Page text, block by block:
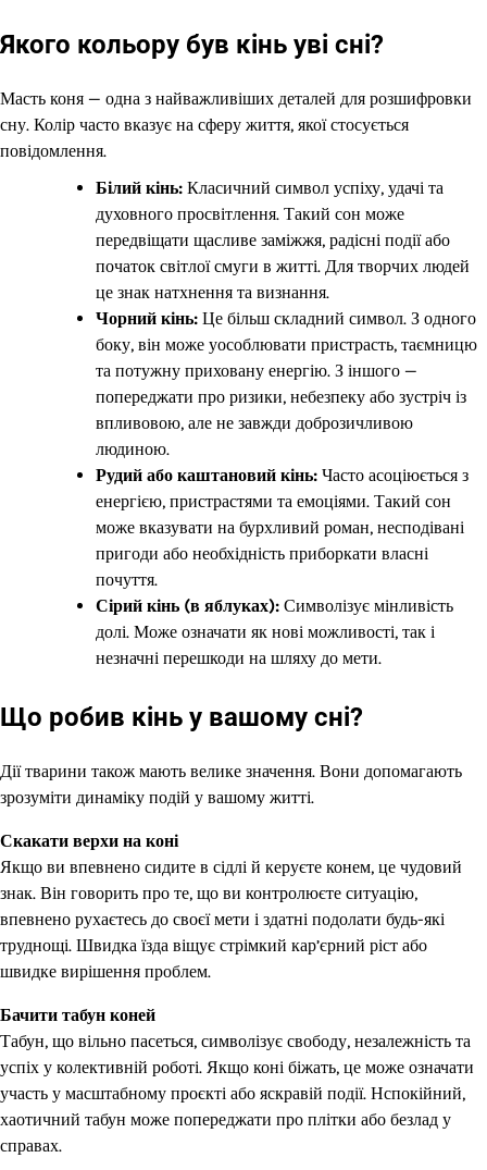
Якого кольору був кінь уві сні?
Масть коня — одна з найважливіших деталей для розшифровки
сну. Колір часто вказує на сферу життя, якої стосується
повідомлення.
Білий кінь: Класичний символ успіху, удачі та
духовного просвітлення. Такий сон може
передвіщати щасливе заміжжя, радісні події або
початок світлої смуги в житті. Для творчих людей
це знак натхнення та визнання.
Чорний кінь: Це більш складний символ. З одного
боку, він може уособлювати пристрасть, таємницю
та потужну приховану енергію. З іншого —
попереджати про ризики, небезпеку або зустріч із
впливовою, але не завжди доброзичливою
людиною.
Рудий або каштановий кінь: Часто асоціюється з
енергією, пристрастями та емоціями. Такий сон
може вказувати на бурхливий роман, несподівані
пригоди або необхідність приборкати власні
почуття.
Сірий кінь (в яблуках): Символізує мінливість
долі. Може означати як нові можливості, так і
незначні перешкоди на шляху до мети.
Що робив кінь у вашому сні?
Дії тварини також мають велике значення. Вони допомагають
зрозуміти динаміку подій у вашому житті.
Скакати верхи на коні
Якщо ви впевнено сидите в сідлі й керуєте конем, це чудовий
знак. Він говорить про те, що ви контролюєте ситуацію,
впевнено рухаєтесь до своєї мети і здатні подолати будь-які
труднощі. Швидка їзда віщує стрімкий кар’єрний ріст або
швидке вирішення проблем.
Бачити табун коней
Табун, що вільно пасеться, символізує свободу, незалежність та
успіх у колективній роботі. Якщо коні біжать, це може означати
участь у масштабному проєкті або яскравій події. Нспокійний,
хаотичний табун може попереджати про плітки або безлад у
справах.